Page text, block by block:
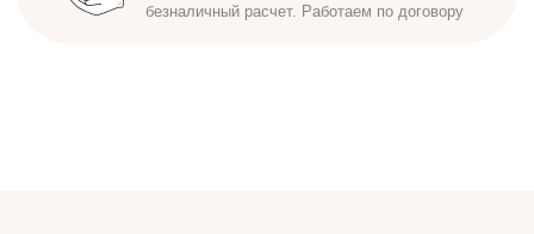
безналичный расчет. Работаем по договору